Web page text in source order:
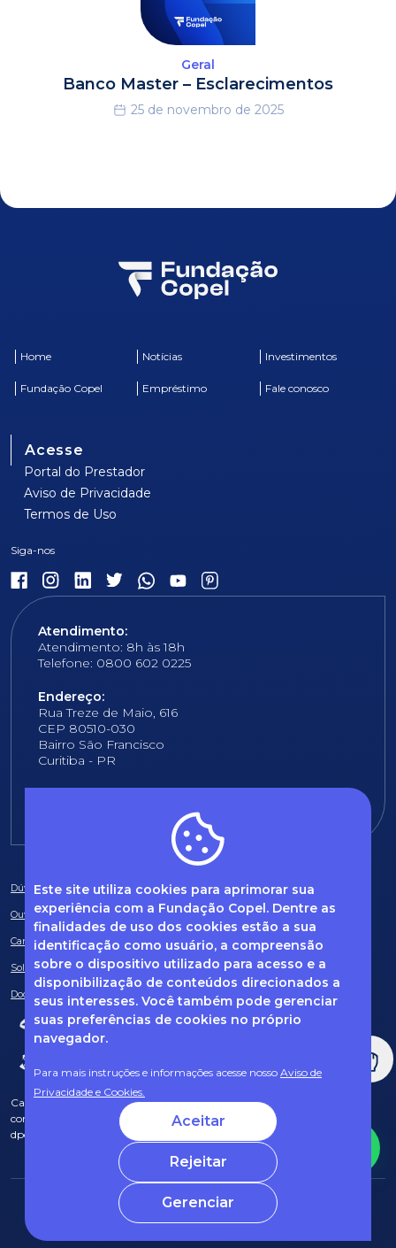
Este site utiliza cookies para aprimorar sua
experiência com a Fundação Copel. Dentre as
finalidades de uso dos cookies estão a sua
identificação como usuário, a compreensão
sobre o dispositivo utilizado para acesso e a
disponibilização de conteúdos direcionados a
seus interesses. Você também pode gerenciar
suas preferências de cookies no próprio
navegador.
Para mais instruções e informações acesse nosso Aviso de
Privacidade e Cookies.
Aceitar
Rejeitar
Gerenciar
Geral
Banco Master – Esclarecimentos
25 de novembro de 2025
Home Notícias Investimentos
Fundação Copel Empréstimo Fale conosco
Acesse
Portal do Prestador
Aviso de Privacidade
Termos de Uso
Atendimento:
Atendimento: 8h às 18h
Telefone: 0800 602 0225
Endereço:
Rua Treze de Maio, 616
CEP 80510-030
Bairro São Francisco
Curitiba - PR
Dúvidas frequentes
Ouvidoria
Canal de Denúncias
Solicitação de informações
Documentos obrigatórios
Caso tenha dúvidas sobre Privacidade de Dados e LGPD, entre em
contato com o nosso DPO (encarregado de dados) via e-mail:
dpo@fcopel.org.br
© 2025 Fundação Copel Todos os direitos reservados